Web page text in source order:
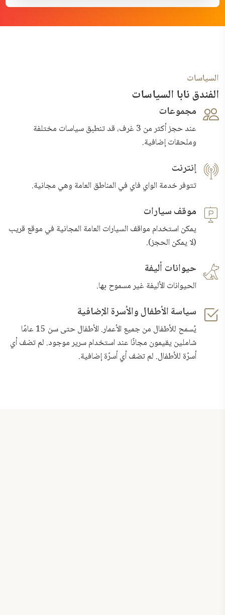
السياسات
الفندق نابا السياسات
مجموعات
عند حجز أكثر من 3 غرف، قد تنطبق سياسات مختلفة
وملحقات إضافية.
إنترنت
تتوفر خدمة الواي فاي في المناطق العامة وهي مجانية.
موقف سيارات
يمكن استخدام مواقف السيارات العامة المجانية في موقع قريب
(لا يمكن الحجز).
حيوانات أليفة
الحيوانات الأليفة غير مسموح بها.
سياسة الأطفال والأسرة الإضافية
يُسمح للأطفال من جميع الأعمار. الأطفال حتى سن 15 عامًا
شاملين يقيمون مجانًا عند استخدام سرير موجود. لم تضف أي
أسرّة للأطفال. لم تضف أي أسرّة إضافية.